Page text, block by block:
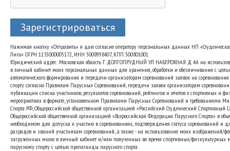
Зарегистрироваться
Нажимая кнопку «Отправить» я даю согласие оператору персональных данных НП
Лига» ОГРН 1135000005172, ИНН 5008998407, КПП 500801001.
Юридический адрес: Московская область Г. ДОЛГОПРУДНЫЙ УЛ. НАБЕРЕЖНАЯ Д. 4А на
в личный кабинет моих персональных данных для хранения, обработки и обезличивания с
автоматического формирования и передачи организаторам соревнований заявок на
спорту согласно Правилам Парусных Соревнований, передачи заявок организаторам
публикации списка участников, результатов соревнований, рейтингов и отчетов о спортивных и
мероприятиях в формате, установленном Правилами Парусных Соревнований и требованиями
Спорта РФ, Общероссийской общественной организацией «Российский Студенческий Спортивный
Общероссийской общественной организацией «Всероссийская Федерация Парусного Спорта» в
необходимом для допуска к участию в соревнованиях, подтверждения статуса соревнований и
разрядов и званий участникам соревнований., а также - на использование моих изображений/
загруженных мною в личный кабинет и/или полученных во время спортивных/физкультурных
парусному спорту с целью пропаганды парусного спорта.